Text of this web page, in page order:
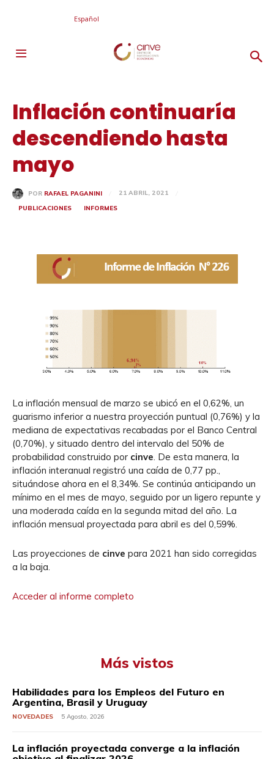
Español
Inflación continuaría
descendiendo hasta
mayo
POR RAFAEL PAGANINI
21 ABRIL, 2021
PUBLICACIONES
INFORMES
La inflación mensual de marzo se ubicó en el 0,62%, un
guarismo inferior a nuestra proyección puntual (0,76%) y la
mediana de expectativas recabadas por el Banco Central
(0,70%), y situado dentro del intervalo del 50% de
probabilidad construido por cinve. De esta manera, la
inflación interanual registró una caída de 0,77 pp.,
situándose ahora en el 8,34%. Se continúa anticipando un
mínimo en el mes de mayo, seguido por un ligero repunte y
una moderada caída en la segunda mitad del año. La
inflación mensual proyectada para abril es del 0,59%.
Las proyecciones de cinve para 2021 han sido corregidas
a la baja.
Acceder al informe completo
Más vistos
Habilidades para los Empleos del Futuro en
Argentina, Brasil y Uruguay
NOVEDADES 5 Agosto, 2026
La inflación proyectada converge a la inflación